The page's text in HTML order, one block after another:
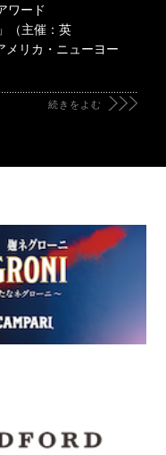
ワード
（主催：英
メリカ・ニューヨー
続きをよむ